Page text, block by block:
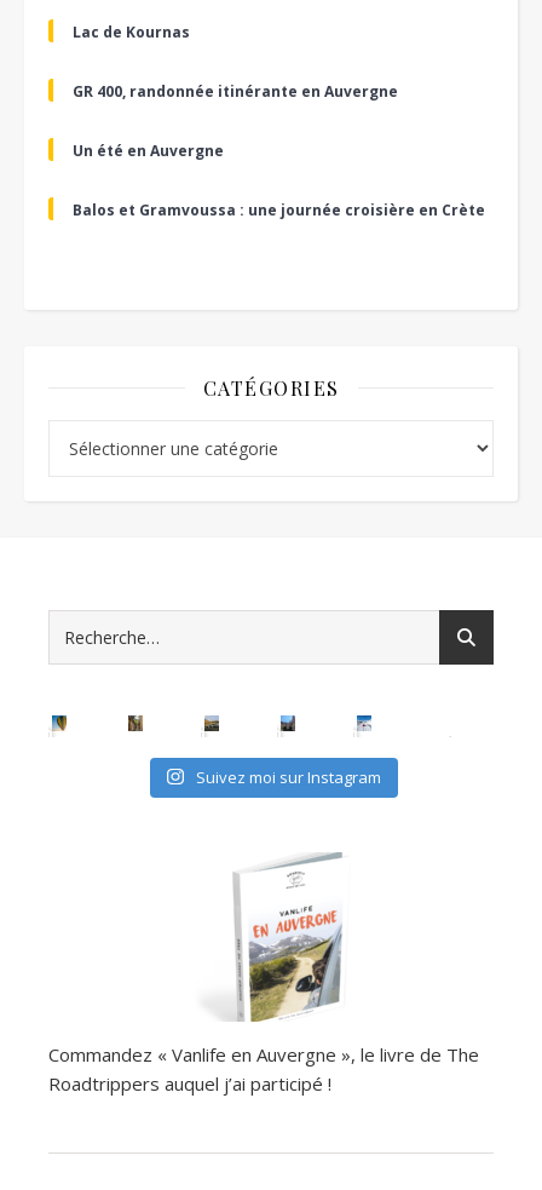
Lac de Kournas
GR 400, randonnée itinérante en Auvergne
Un été en Auvergne
Balos et Gramvoussa : une journée croisière en Crète
CATÉGORIES
Suivez moi sur Instagram
Commandez « Vanlife en Auvergne », le livre de The
Roadtrippers auquel j’ai participé !